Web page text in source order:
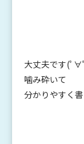
大丈夫です(ﾟ∀
噛み砕いて
分かりやすく